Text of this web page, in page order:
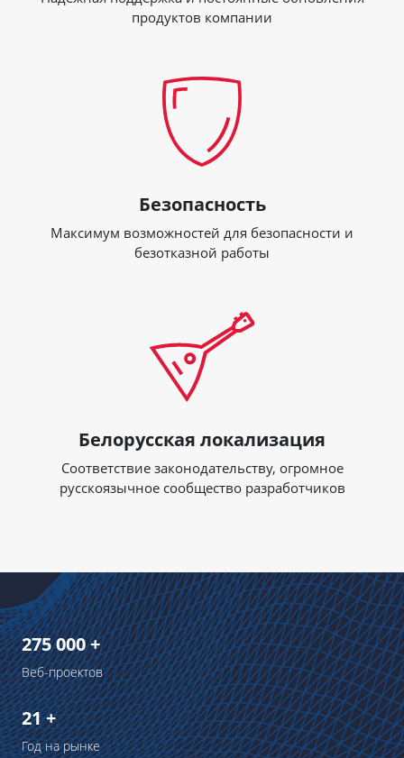
продуктов компании
Безопасность
Максимум возможностей для безопасности и
безотказной работы
Белорусская локализация
Соответствие законодательству, огромное
русcкоязычное сообщество разработчиков
275 000 +
Веб-проектов
21 +
Год на рынке